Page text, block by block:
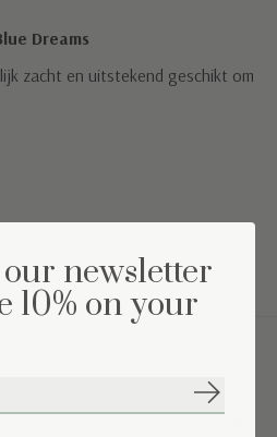
Dreams
zacht en uitstekend geschikt om
newsletter
10% on your
Abonneer